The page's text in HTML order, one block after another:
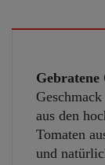
aus den
Tomaten
und